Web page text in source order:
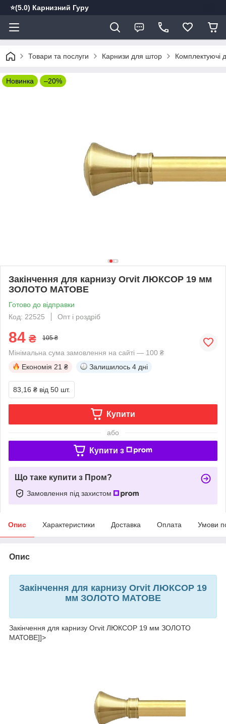
⭐️(5.0) Карнизний Гуру
Товари та послуги Карнизи для штор Комплектуючі
Новинка –20%
Закінчення для карнизу Orvit ЛЮКСОР 19 мм
ЗОЛОТО МАТОВЕ
Готово до відправки
Код: 22525
Опт і роздріб
84 ₴ 105 ₴
Мінімальна сума замовлення на сайті — 100 ₴
Економія 21 ₴ Залишилось 4 дні
83,16 ₴ від 50 шт.
Купити
або
Купити з
Що таке купити з Пром?
Замовлення під захистом
Опис Характеристики Доставка Оплата Умови
Опис
Закінчення для карнизу Orvit ЛЮКСОР 19
мм ЗОЛОТО МАТОВЕ
Закінчення для карнизу Orvit ЛЮКСОР 19 мм ЗОЛОТО
МАТОВЕ]]>